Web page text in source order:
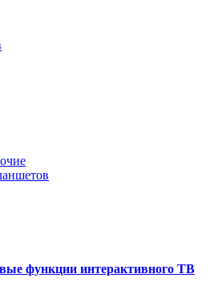
функции интерактивного ТВ